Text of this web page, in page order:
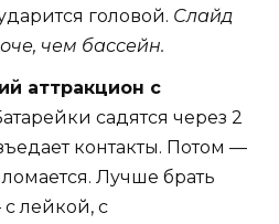
головой. Слайд
чем бассейн.
аттракцион с
садятся через 2
контакты. Потом —
Лучше брать
лейкой, с